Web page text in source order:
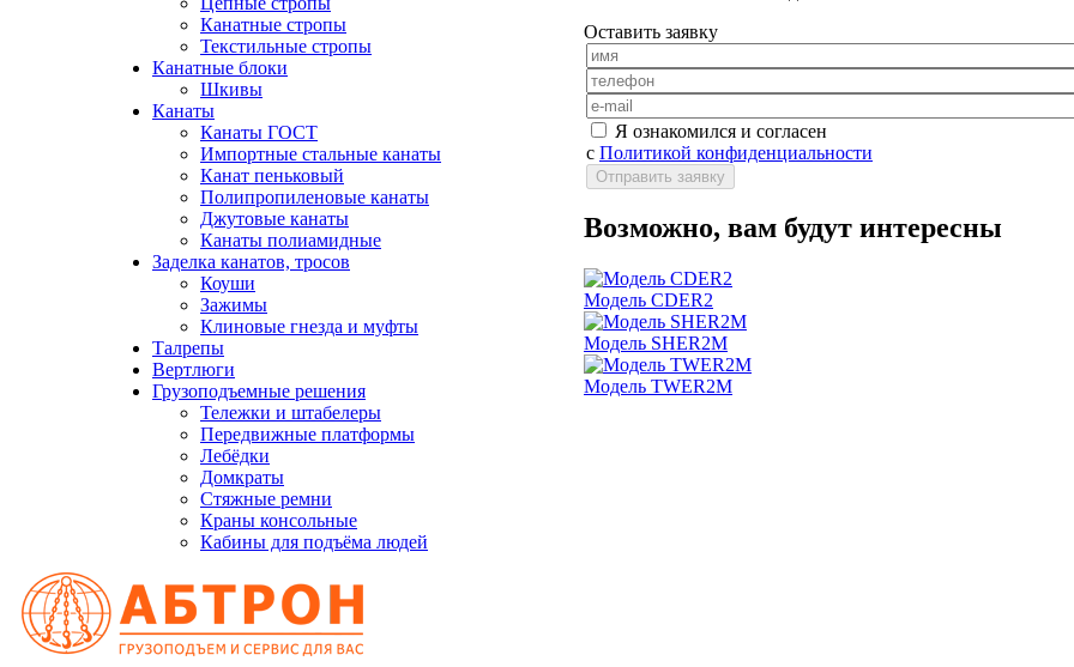
Канатные стропы
Текстильные стропы
Канатные блоки
Шкивы
Канаты
Канаты ГОСТ
Импортные стальные канаты
Канат пеньковый
Полипропиленовые канаты
Джутовые канаты
Канаты полиамидные
Заделка канатов, тросов
Коуши
Зажимы
Клиновые гнезда и муфты
Талрепы
Вертлюги
Грузоподъемные решения
Тележки и штабелеры
Передвижные платформы
Лебёдки
Домкраты
Стяжные ремни
Краны консольные
Кабины для подъёма людей
Оставить заявку
Я ознакомился и согласен
с Политикой конфиденциальности
Возможно, вам будут интересны
Модель CDER2
Модель SHER2M
Модель TWER2M